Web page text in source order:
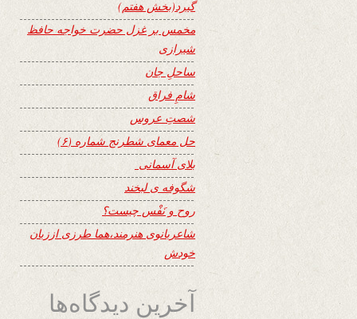
گیرد(بخش هفتم)
مخمس بر غزل حضرت خواجه حافظ
شیرازی
ساحلِ جان
شامِ فراق
شصتِ عروس
حل معمای شطرنج شماره (۶)
بلای آسمانی
شگوفه ى لبخند
روح و نَفْس چیست؟
شاعربانوی هنرمند،هما طرزی اززبان
خودش
آخرین دیدگاه‌ها